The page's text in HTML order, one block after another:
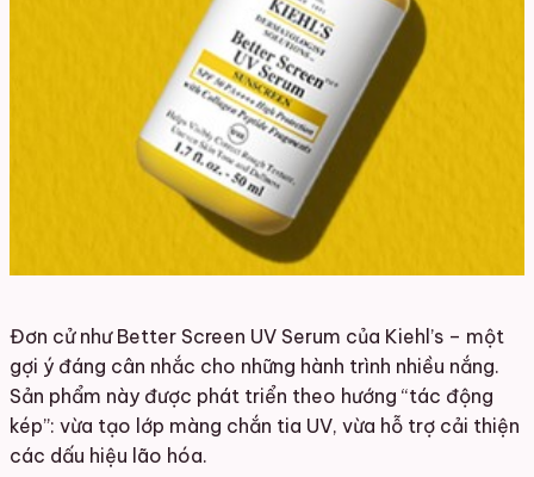
Đơn cử như Better Screen UV Serum của Kiehl’s – một
gợi ý đáng cân nhắc cho những hành trình nhiều nắng.
Sản phẩm này được phát triển theo hướng “tác động
kép”: vừa tạo lớp màng chắn tia UV, vừa hỗ trợ cải thiện
các dấu hiệu lão hóa.